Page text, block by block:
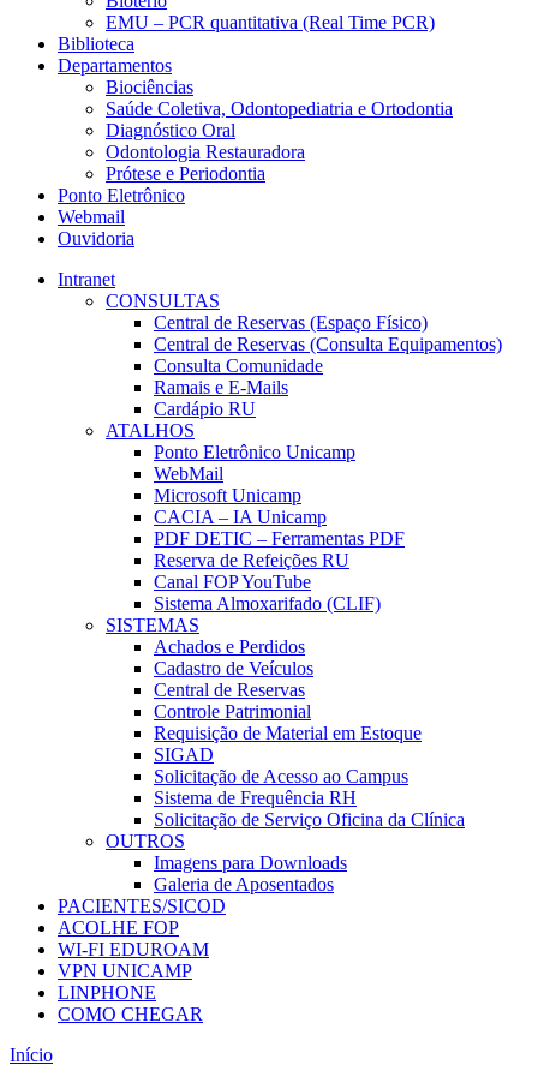
EMU – PCR quantitativa (Real Time PCR)
Biblioteca
Departamentos
Biociências
Saúde Coletiva, Odontopediatria e Ortodontia
Diagnóstico Oral
Odontologia Restauradora
Prótese e Periodontia
Ponto Eletrônico
Webmail
Ouvidoria
Intranet
CONSULTAS
Central de Reservas (Espaço Físico)
Central de Reservas (Consulta Equipamentos)
Consulta Comunidade
Ramais e E-Mails
Cardápio RU
ATALHOS
Ponto Eletrônico Unicamp
WebMail
Microsoft Unicamp
CACIA – IA Unicamp
PDF DETIC – Ferramentas PDF
Reserva de Refeições RU
Canal FOP YouTube
Sistema Almoxarifado (CLIF)
SISTEMAS
Achados e Perdidos
Cadastro de Veículos
Central de Reservas
Controle Patrimonial
Requisição de Material em Estoque
SIGAD
Solicitação de Acesso ao Campus
Sistema de Frequência RH
Solicitação de Serviço Oficina da Clínica
OUTROS
Imagens para Downloads
Galeria de Aposentados
PACIENTES/SICOD
ACOLHE FOP
WI-FI EDUROAM
VPN UNICAMP
LINPHONE
COMO CHEGAR
Início